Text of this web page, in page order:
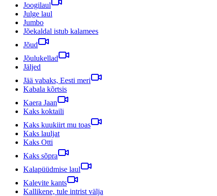
Joogilaul
Julge laul
Jumbo
Jõekaldal istub kalamees
Jõud
Jõulukellad
Jäljed
Jää vabaks, Eesti meri
Kabala kõrtsis
Kaera Jaan
Kaks koktaili
Kaks kuukiirt mu toas
Kaks lauljat
Kaks Otti
Kaks sõpra
Kalapüüdmise laul
Kalevite kants
Kallikene, tule intrist välja